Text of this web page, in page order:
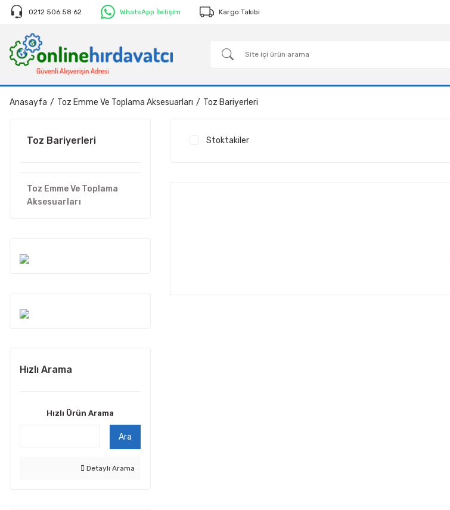
0212 506 58 62 WhatsApp İletişim Kargo Takibi
Anasayfa Toz Emme Ve Toplama Aksesuarları Toz Bariyerleri
Toz Bariyerleri
Toz Emme Ve Toplama
Aksesuarları
Hızlı Arama
Hızlı Ürün Arama
Ara
Detaylı Arama
Stoktakiler